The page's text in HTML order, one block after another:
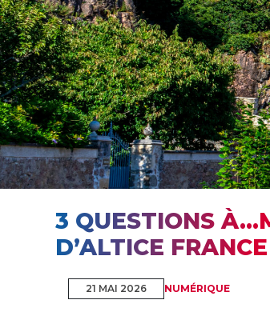
3 QUESTIONS
D’ALTICE FRANCE
21 MAI 2026 NUMÉRIQUE